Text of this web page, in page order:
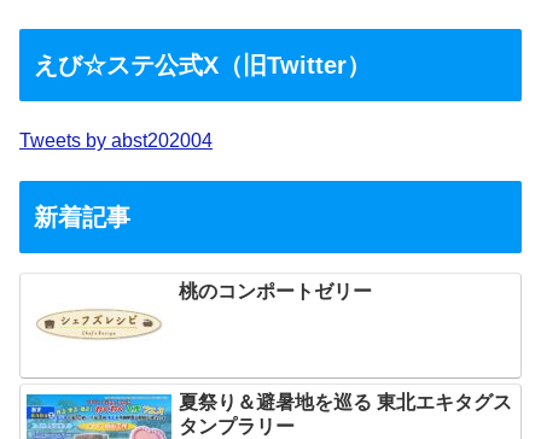
えび☆ステ公式X（旧Twitter）
Tweets by abst202004
新着記事
桃のコンポートゼリー
夏祭り＆避暑地を巡る 東北エキタグス
タンプラリー